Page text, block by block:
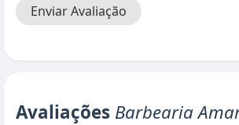
Enviar Avaliação
Avaliações Barbearia